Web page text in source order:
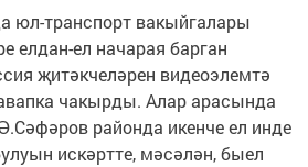
транспорт вакыйгалары
елдан-ел начарая барган
җитәкчеләрен видеоэлемтә
чакырды. Алар арасында
районда икенче ел инде
искәртте, мәсәлән, быел